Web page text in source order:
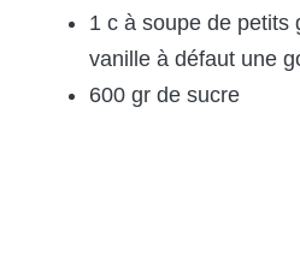
1 c à soupe de petits
vanille à défaut une
600 gr de sucre